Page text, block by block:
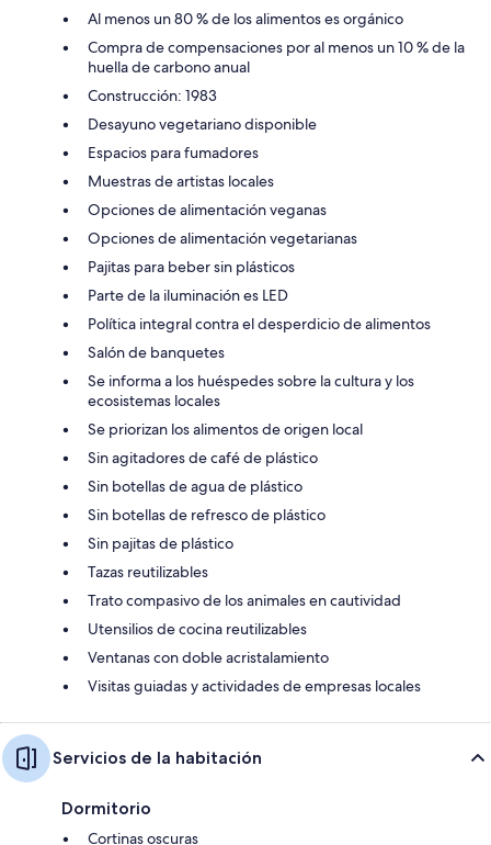
Al menos un 80 % de los alimentos es orgánico
Compra de compensaciones por al menos un 10 % de la
huella de carbono anual
Construcción: 1983
Desayuno vegetariano disponible
Espacios para fumadores
Muestras de artistas locales
Opciones de alimentación veganas
Opciones de alimentación vegetarianas
Pajitas para beber sin plásticos
Parte de la iluminación es LED
Política integral contra el desperdicio de alimentos
Salón de banquetes
Se informa a los huéspedes sobre la cultura y los
ecosistemas locales
Se priorizan los alimentos de origen local
Sin agitadores de café de plástico
Sin botellas de agua de plástico
Sin botellas de refresco de plástico
Sin pajitas de plástico
Tazas reutilizables
Trato compasivo de los animales en cautividad
Utensilios de cocina reutilizables
Ventanas con doble acristalamiento
Visitas guiadas y actividades de empresas locales
Servicios de la habitación
Dormitorio
Cortinas oscuras